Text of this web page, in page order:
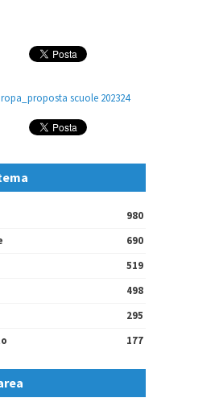
scuole 202324
980
690
519
498
295
177